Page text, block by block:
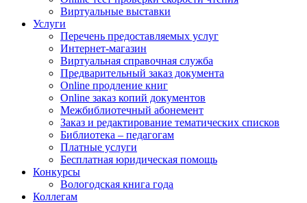
Виртуальные выставки
Услуги
Перечень предоставляемых услуг
Интернет-магазин
Виртуальная справочная служба
Предварительный заказ документа
Online продление книг
Online заказ копий документов
Межбиблиотечный абонемент
Заказ и редактирование тематических списков
Библиотека – педагогам
Платные услуги
Бесплатная юридическая помощь
Конкурсы
Вологодская книга года
Коллегам